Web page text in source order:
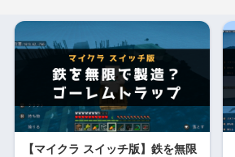
【マイクラ スイッチ版】鉄を無限